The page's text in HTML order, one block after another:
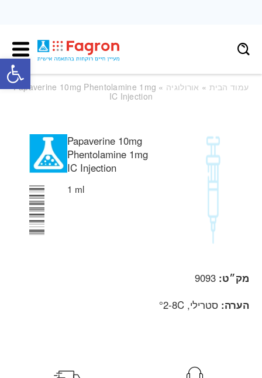
עמוד הבית » אורולוגיה
» Papaverine 10mg Phentolamine 1mg
IC Injection
Papaverine 10mg
Phentolamine 1mg
IC Injection
1 ml
מק״ט:9093
הערה:סטרילי, 2-8C°